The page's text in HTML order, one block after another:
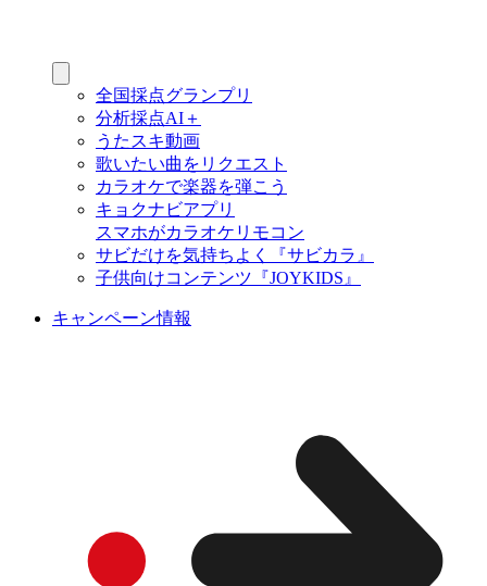
全国採点グランプリ
分析採点AI＋
うたスキ動画
歌いたい曲をリクエスト
カラオケで楽器を弾こう
キョクナビアプリ
スマホがカラオケリモコン
サビだけを気持ちよく『サビカラ』
子供向けコンテンツ『JOYKIDS』
キャンペーン情報